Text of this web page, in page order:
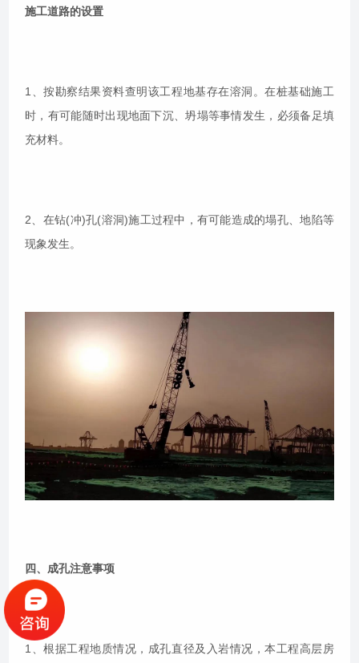
施工道路的设置
1、按勘察结果资料查明该工程地基存在溶洞。在桩基础施工
时，有可能随时出现地面下沉、坍塌等事情发生，必须备足填
充材料。
2、在钻(冲)孔(溶洞)施工过程中，有可能造成的塌孔、地陷等
现象发生。
四、成孔注意事项
1、根据工程地质情况，成孔直径及入岩情况，本工程高层房